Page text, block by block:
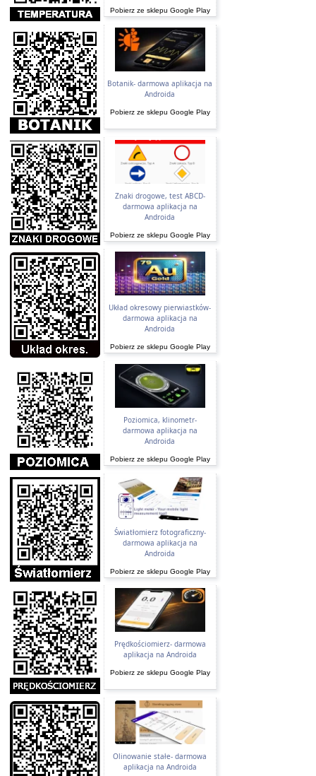
Pobierz ze sklepu Google Play
Botanik- darmowa aplikacja na
Androida
Pobierz ze sklepu Google Play
Znaki drogowe, test ABCD-
darmowa aplikacja na
Androida
Pobierz ze sklepu Google Play
Układ okresowy pierwiastków-
darmowa aplikacja na
Androida
Pobierz ze sklepu Google Play
Poziomica, klinometr-
darmowa aplikacja na
Androida
Pobierz ze sklepu Google Play
Światłomierz fotograficzny-
darmowa aplikacja na
Androida
Pobierz ze sklepu Google Play
Prędkościomierz- darmowa
aplikacja na Androida
Pobierz ze sklepu Google Play
Olinowanie stałe- darmowa
aplikacja na Androida